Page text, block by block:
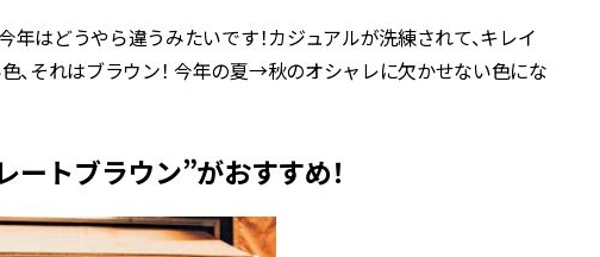
はどうやら違うみたいです！カジュアルが洗練されて、キレイ
それはブラウン！ 今年の夏→秋のオシャレに欠かせない色にな
トブラウン”がおすすめ！
BEAUTY Aug, 7, 2026
ュー | CLASSY.[クラッシィ]
BEAUTY Sep, 25, 2025
WEDDING Aug, 13, 2025